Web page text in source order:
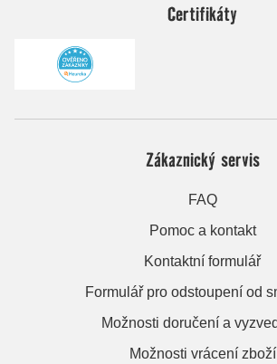
Certifikáty
Zákaznický servis
FAQ
Pomoc a kontakt
Kontaktní formulář
Formulář pro odstoupení od
Možnosti doručení a
Možnosti vrácení zboží